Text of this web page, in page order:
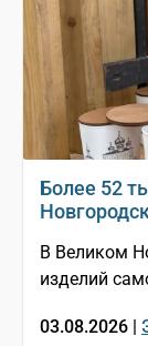
Более 52
В Великом
изделий
03.08.2026 |